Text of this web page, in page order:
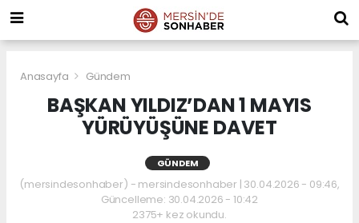
Anasayfa Gündem
BAŞKAN YILDIZ’DAN 1 MAYIS
YÜRÜYÜŞÜNE DAVET
GÜNDEM
(mersindesonhaber) - mersindesonhaber | 30.04.2026 - 09:46,
Güncelleme: 30.04.2026 - 10:42
2375+ kez okundu.